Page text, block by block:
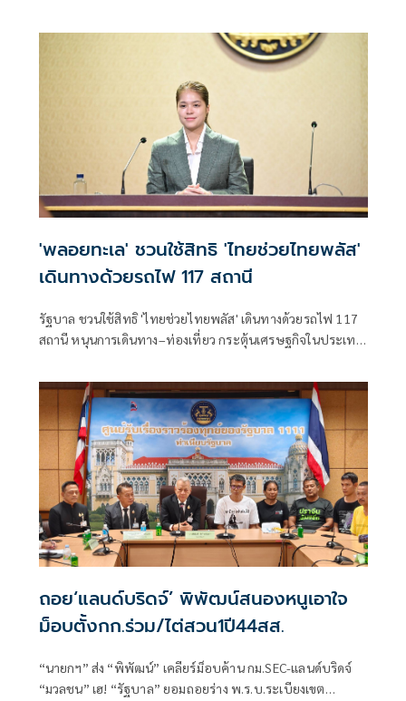
แหลมฉบัง และพัฒนาพื้นที่เป็นเอ็นเตอร์เทนเมนต์คอมเพล็กซ์
(Entertainment Complex) โดยไม่มีกาสิโน ว่า หลังเลือกตั้ง
ใหญ่ ตนเคยพูดคุยกับนายพิพัฒน์เกี่ยวกับเรื่องท่าเรือคลองเตย
'พลอยทะเล' ชวนใช้สิทธิ 'ไทยช่วยไทยพลัส'
เดินทางด้วยรถไฟ 117 สถานี
รัฐบาล ชวนใช้สิทธิ 'ไทยช่วยไทยพลัส' เดินทางด้วยรถไฟ 117
สถานี หนุนการเดินทาง–ท่องเที่ยว กระตุ้นเศรษฐกิจในประเทศ
ถอย‘แลนด์บริดจ์’ พิพัฒน์สนองหนูเอาใจ
ม็อบตั้งกก.ร่วม/ไต่สวน1ปี44สส.
“นายกฯ” ส่ง “พิพัฒน์” เคลียร์ม็อบค้าน กม.SEC-แลนด์บริดจ์
“มวลชน” เฮ! “รัฐบาล” ยอมถอยร่าง พ.ร.บ.ระเบียงเขต